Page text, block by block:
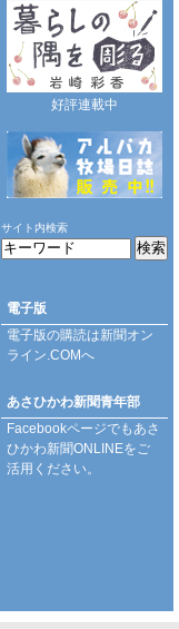
好評連載中
サイト内検索
電子版
電子版の購読は新聞オン
ライン.COMへ
あさひかわ新聞青年部
Facebookページでもあさ
ひかわ新聞ONLINEをご
活用ください。